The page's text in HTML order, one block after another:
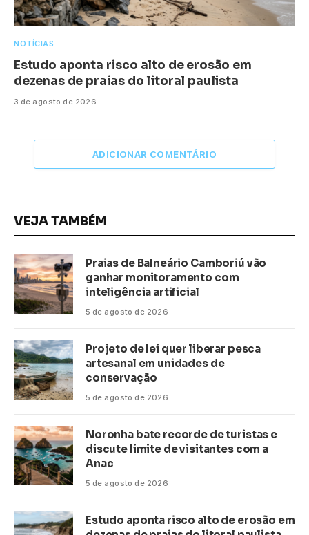
NOTÍCIAS
Estudo aponta risco alto de erosão em
dezenas de praias do litoral paulista
3 de agosto de 2026
ADICIONAR COMENTÁRIO
VEJA TAMBÉM
Praias de Balneário Camboriú vão
ganhar monitoramento com
inteligência artificial
5 de agosto de 2026
Projeto de lei quer liberar pesca
artesanal em unidades de
conservação
5 de agosto de 2026
Noronha bate recorde de turistas e
discute limite de visitantes com a
Anac
5 de agosto de 2026
Estudo aponta risco alto de erosão em